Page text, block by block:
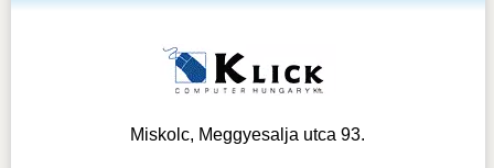
Miskolc, Meggyesalja utca 93.